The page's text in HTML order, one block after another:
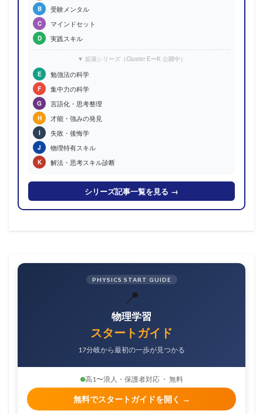
B 受験メンタル
C マインドセット
D 実践スキル
▼ 拡張シリーズ（Cluster E〜K 公開中）
E
勉強法の科学
F 集中力の科学
G 言語化・思考整理
H 才能・強みの発見
I 失敗・後悔学
J 物理特有スキル
K 解法・思考スキル診断
シリーズ記事一覧を見る →
PHYSICS START GUIDE
📍
物理学習
スタートガイド
17分岐から最初の一歩が見つかる
高1〜浪人・保護者対応 ・ 無料
無料でスタートガイドを開く →